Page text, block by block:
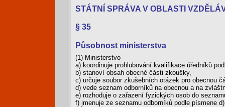
STÁTNÍ SPRÁVA V OBLASTI
§ 35
Působnost ministerstva
(1) Ministerstvo
a) koordinuje prohlubování kvalifikace úředníků
b) stanoví obsah obecné části zkoušky,
c) určuje soubor zkušebních otázek pro obecnou
d) vede seznam odborníků na obecnou a na
e) rozhoduje o zařazení fyzických osob do
f) jmenuje ze seznamu odborníků podle písmene